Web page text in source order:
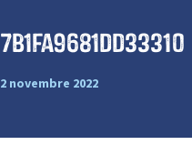
7b1fa9681dd33310
2 novembre 2022